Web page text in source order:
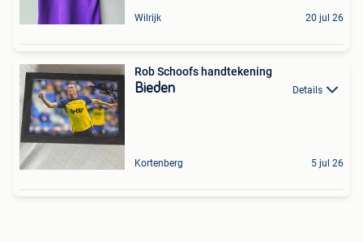
Wilrijk 20 jul 26
Rob Schoofs handtekening
Bieden Details
Kortenberg 5 jul 26